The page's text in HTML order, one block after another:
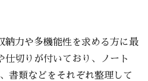
納力や多機能性を求める方に最
仕切りが付いており、ノート
書類などをそれぞれ整理して